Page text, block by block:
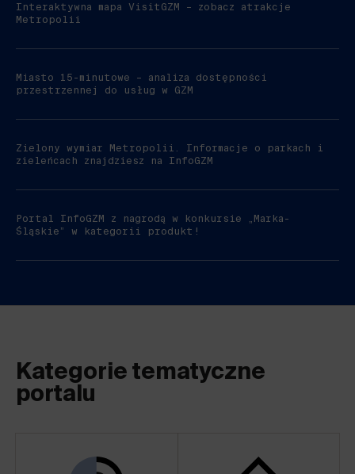
Interaktywna mapa VisitGZM – zobacz atrakcje
Metropolii
Miasto 15-minutowe – analiza dostępności
przestrzennej do usług w GZM
Zielony wymiar Metropolii. Informacje o parkach i
zieleńcach znajdziesz na InfoGZM
Portal InfoGZM z nagrodą w konkursie „Marka-
Śląskie” w kategorii produkt!
Kategorie tematyczne
portalu